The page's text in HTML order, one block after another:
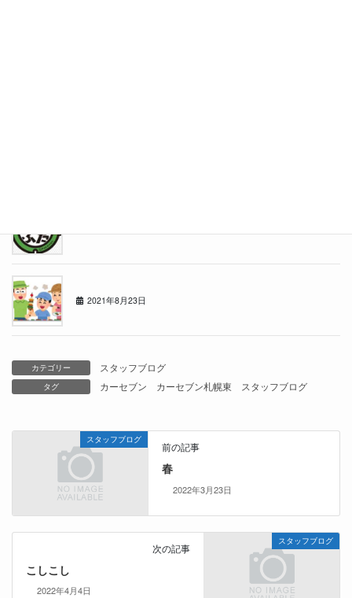
2021年8月23日
カテゴリー スタッフブログ
タグ カーセブン カーセブン札幌東 スタッフブログ
スタッフブログ
前の記事
春
2022年3月23日
スタッフブログ
次の記事
こしこし
2022年4月4日